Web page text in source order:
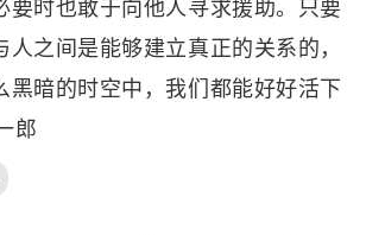
系会带来真实的痛苦
，是“主人”与“仆从”
在被操控
要时也敢于向他人寻求援助。只要
人之间是能够建立真正的关系的，
黑暗的时空中，我们都能好好活下
郎